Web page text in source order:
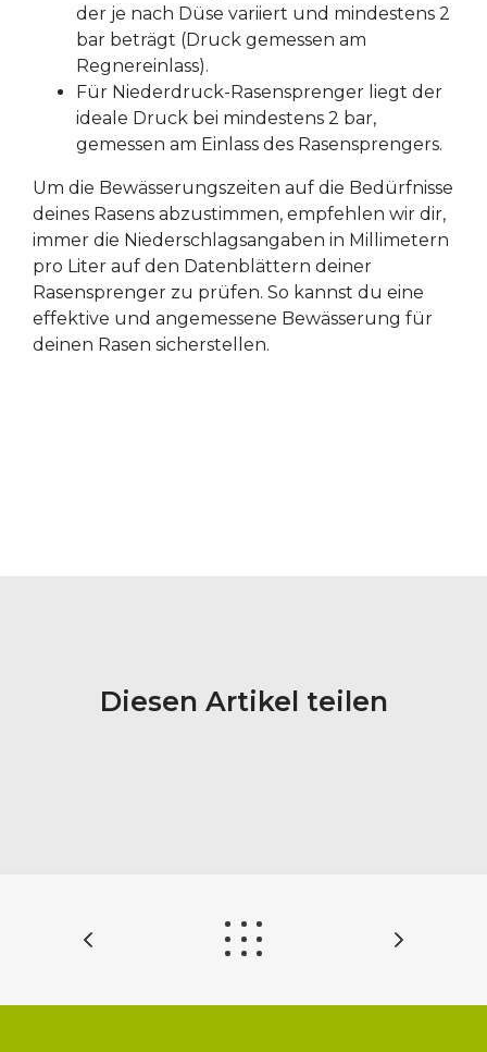
der je nach Düse variiert und mindestens 2
bar beträgt (Druck gemessen am
Regnereinlass).
Für Niederdruck-Rasensprenger liegt der
ideale Druck bei mindestens 2 bar,
gemessen am Einlass des Rasensprengers.
Um die Bewässerungszeiten auf die Bedürfnisse
deines Rasens abzustimmen, empfehlen wir dir,
immer die Niederschlagsangaben in Millimetern
pro Liter auf den Datenblättern deiner
Rasensprenger zu prüfen. So kannst du eine
effektive und angemessene Bewässerung für
deinen Rasen sicherstellen.
Diesen Artikel teilen